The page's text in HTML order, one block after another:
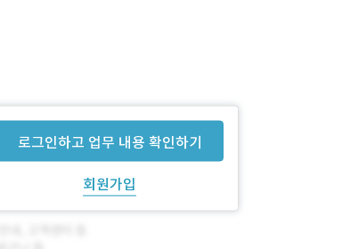
로그인하고 업무 내용 확인하기
회원가입